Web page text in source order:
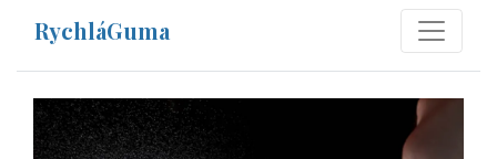
RychláGuma